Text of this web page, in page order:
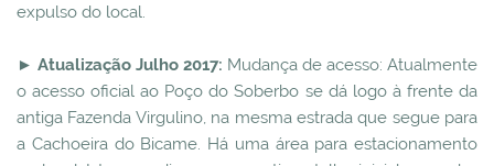
expulso do local.
► Atualização Julho 2017: Mudança de acesso: Atualmente
o acesso oficial ao Poço do Soberbo se dá logo à frente da
antiga Fazenda Virgulino, na mesma estrada que segue para
a Cachoeira do Bicame. Há uma área para estacionamento